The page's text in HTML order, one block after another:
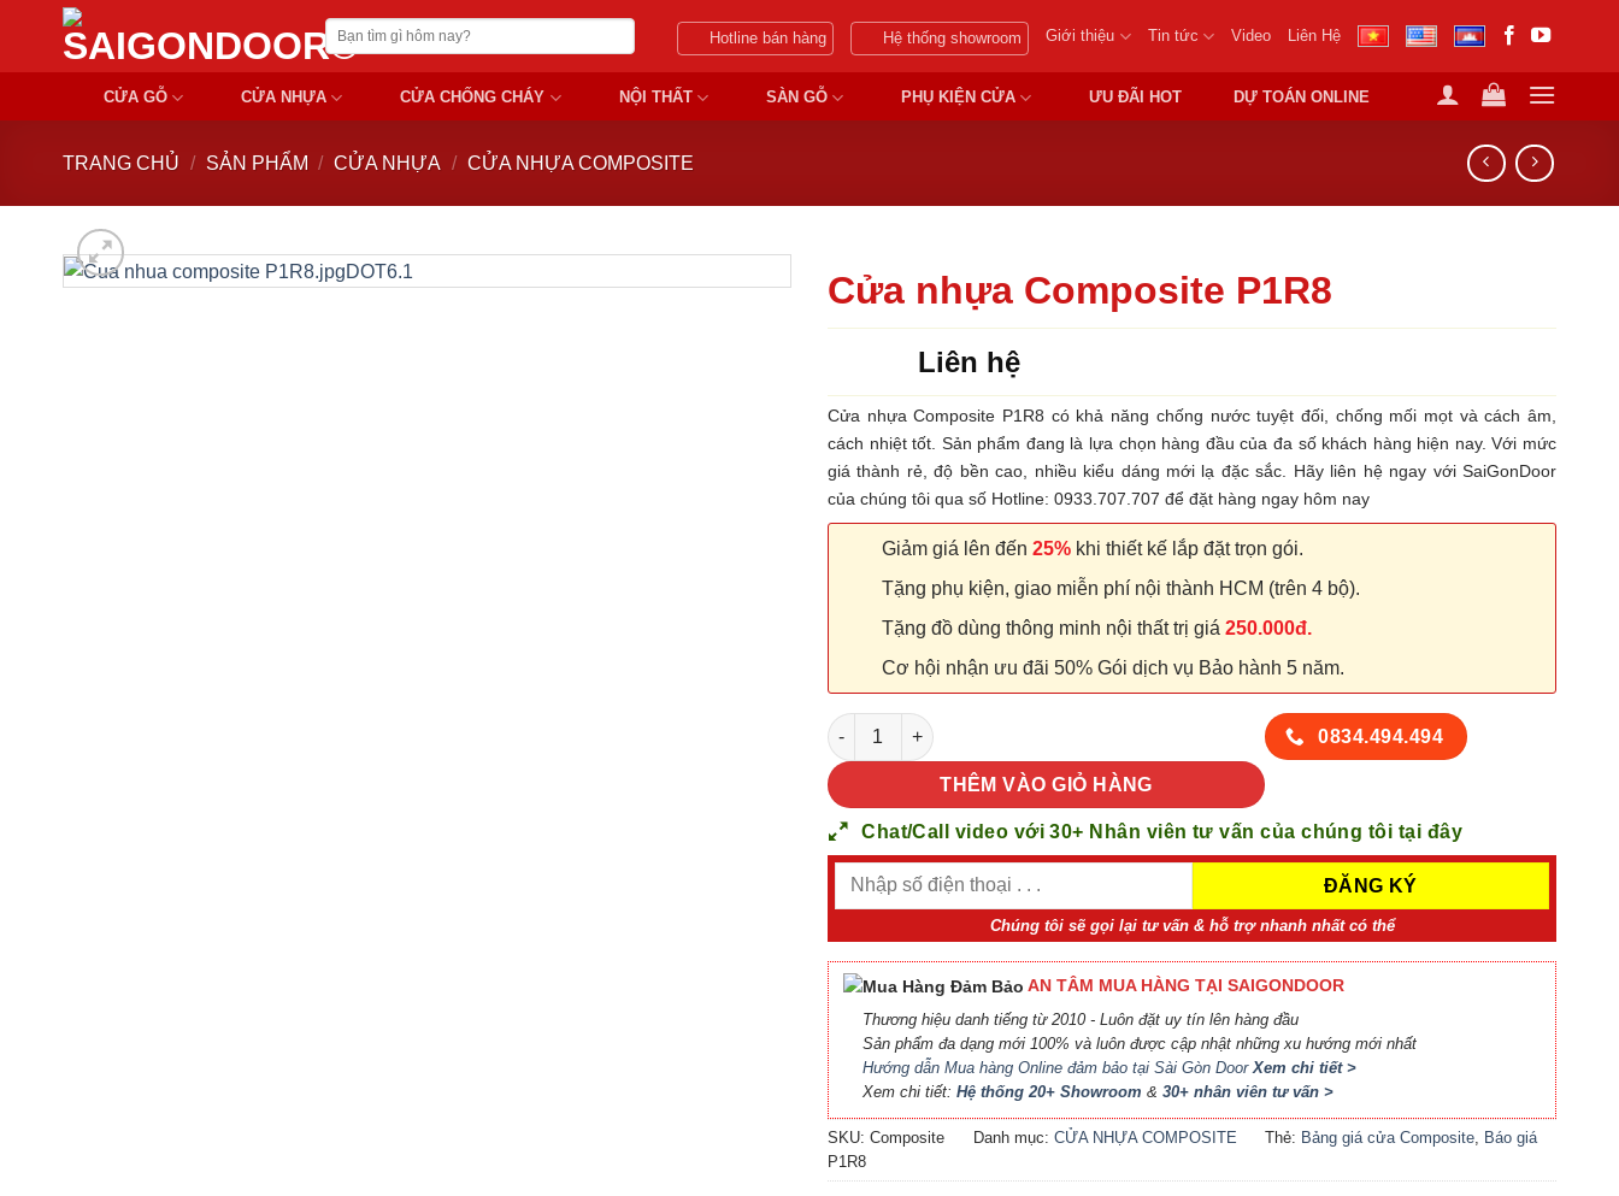
Chuyển
nội
Tìm
kiếm:
Hotline bán hàng Hệ thống showroom Giới thiệu Tin tức Video Liên Hệ
CỬA GỖ CỬA NHỰA CỬA CHỐNG CHÁY NỘI THẤT SÀN GỖ PHỤ KIỆN CỬA ƯU ĐÃI HOT DỰ TOÁN ONLINE
TRANG CHỦ / SẢN PHẨM / CỬA NHỰA / CỬA NHỰA COMPOSITE
Cửa nhựa Composite P1R8
Liên hệ
Cửa nhựa Composite P1R8 có khả năng chống nước tuyệt đối, chống mối mọt và cách âm,
cách nhiệt tốt. Sản phẩm đang là lựa chọn hàng đầu của đa số khách hàng hiện nay. Với mức
giá thành rẻ, độ bền cao, nhiều kiểu dáng mới lạ đặc sắc. Hãy liên hệ ngay với SaiGonDoor
của chúng tôi qua số Hotline: 0933.707.707 để đặt hàng ngay hôm nay
Giảm giá lên đến 25% khi thiết kế lắp đặt trọn gói.
Tặng phụ kiện, giao miễn phí nội thành HCM (trên 4 bộ).
Tặng đồ dùng thông minh nội thất trị giá 250.000đ.
Cơ hội nhận ưu đãi 50% Gói dịch vụ Bảo hành 5 năm.
Cửa nhựa Composite P1R8 số lượng
THÊM VÀO GIỎ HÀNG
0834.494.494
Chat/Call video với 30+ Nhân viên tư vấn của chúng tôi tại đây
Chúng tôi sẽ gọi lại tư vấn & hỗ trợ nhanh nhất có thể
AN TÂM MUA HÀNG TẠI SAIGONDOOR
Thương hiệu danh tiếng từ 2010 - Luôn đặt uy tín lên hàng đầu
Sản phẩm đa dạng mới 100% và luôn được cập nhật những xu hướng mới nhất
Hướng dẫn Mua hàng Online đảm bảo tại Sài Gòn DoorXem chi tiết >
Xem chi tiết: Hệ thống 20+ Showroom & 30+ nhân viên tư vấn >
SKU: Composite
P1R8
Danh mục: CỬA NHỰA COMPOSITE Thẻ: Bảng giá cửa Composite
Báo giá
Composite giá bao nhiêu,Cửa nhựa